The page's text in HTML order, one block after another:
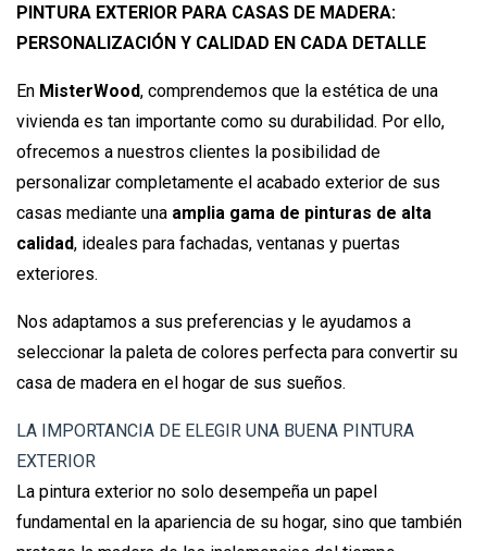
PINTURA EXTERIOR PARA CASAS DE MADERA:
PERSONALIZACIÓN Y CALIDAD EN CADA DETALLE
En MisterWood, comprendemos que la estética de una
vivienda es tan importante como su durabilidad. Por ello,
ofrecemos a nuestros clientes la posibilidad de
personalizar completamente el acabado exterior de sus
casas mediante una amplia gama de pinturas de alta
calidad, ideales para fachadas, ventanas y puertas
exteriores.
Nos adaptamos a sus preferencias y le ayudamos a
seleccionar la paleta de colores perfecta para convertir su
casa de madera en el hogar de sus sueños.
LA IMPORTANCIA DE ELEGIR UNA BUENA PINTURA
EXTERIOR
La pintura exterior no solo desempeña un papel
fundamental en la apariencia de su hogar, sino que también